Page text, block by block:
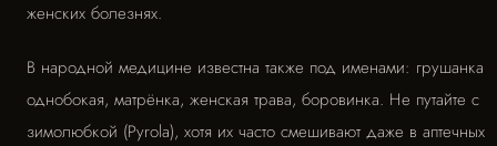
женских болезнях.
В народной медицине известна также под именами: грушанка
однобокая, матрёнка, женская трава, боровинка. Не путайте с
зимолюбкой (Pyrola), хотя их часто смешивают даже в аптечных